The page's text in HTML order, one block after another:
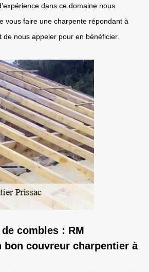
dans ce domaine nous
vous faire une charpente répondant à
de nous appeler pour en bénéficier.
combles : RM
bon couvreur charpentier à